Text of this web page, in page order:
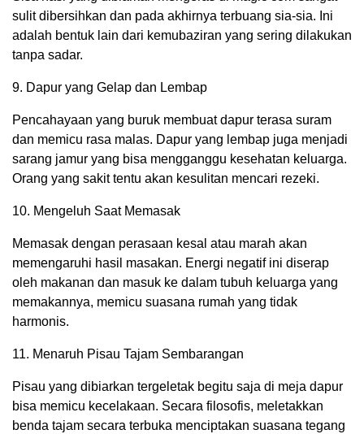
sulit dibersihkan dan pada akhirnya terbuang sia-sia. Ini
adalah bentuk lain dari kemubaziran yang sering dilakukan
tanpa sadar.
9. Dapur yang Gelap dan Lembap
Pencahayaan yang buruk membuat dapur terasa suram
dan memicu rasa malas. Dapur yang lembap juga menjadi
sarang jamur yang bisa mengganggu kesehatan keluarga.
Orang yang sakit tentu akan kesulitan mencari rezeki.
10. Mengeluh Saat Memasak
Memasak dengan perasaan kesal atau marah akan
memengaruhi hasil masakan. Energi negatif ini diserap
oleh makanan dan masuk ke dalam tubuh keluarga yang
memakannya, memicu suasana rumah yang tidak
harmonis.
11. Menaruh Pisau Tajam Sembarangan
Pisau yang dibiarkan tergeletak begitu saja di meja dapur
bisa memicu kecelakaan. Secara filosofis, meletakkan
benda tajam secara terbuka menciptakan suasana tegang